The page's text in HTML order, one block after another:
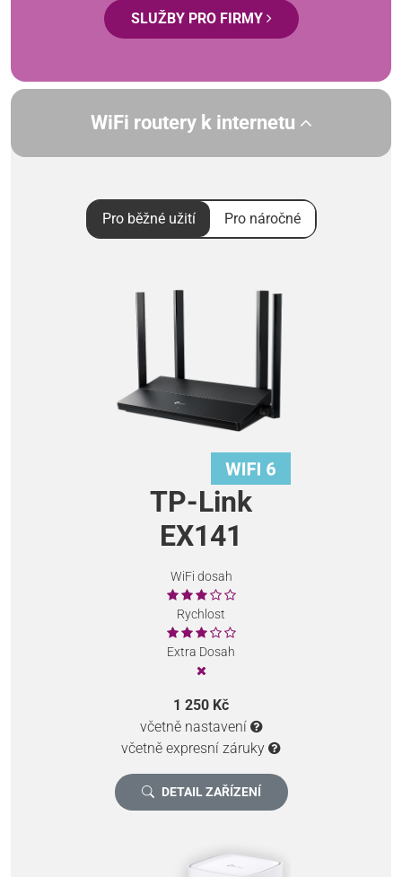
SLUŽBY PRO FIRMY
WiFi routery k internetu
Pro běžné užití Pro náročné
TP-Link
EX141
WiFi dosah
Rychlost
Extra Dosah
1 250 Kč
včetně nastavení
včetně expresní záruky
DETAIL ZAŘÍZENÍ